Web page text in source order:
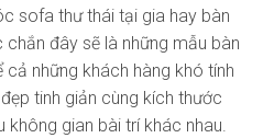
sofa thư thái tại gia hay bàn
đây sẽ là những mẫu bàn
những khách hàng khó tính
tinh giản cùng kích thước
không gian bài trí khác nhau.